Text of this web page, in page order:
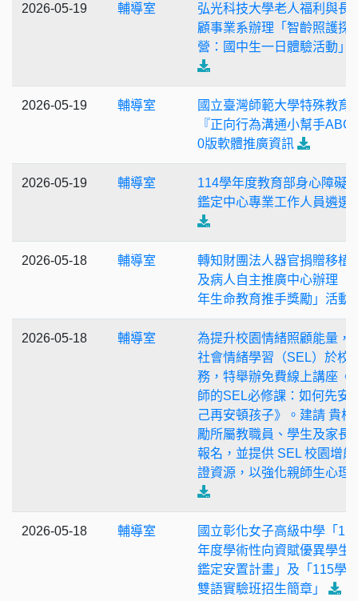
2026-05-19 輔導室
弘光科技大學老人福利與長
顧事業系辦理「智齡照護探
營：國中生一日體驗活動」
2026-05-19 輔導室
國立臺灣師範大學特殊教育
『正向行為溝通小幫手ABC
0版軟體推廣資訊
2026-05-19 輔導室
114學年度教育部身心障礙
鑑定中心專業工作人員遴選
2026-05-18 輔導室
轉知財團法人器官捐贈移植
及病人自主推廣中心辦理「
年生命教育推手獎勵」活動
2026-05-18 輔導室
為提升校園情緒照顧能量，
社會情緒學習（SEL）於校
務，特舉辦免費線上講座《
師的SEL必修課：如何先安
己再安頓孩子》。建請 貴校
勵所屬教職員、學生及家長
報名，並提供 SEL 校園增能
證資源，以強化親師生心理
2026-05-18 輔導室
國立彰化女子高級中學「
年度學術性向資賦優異學生
鑑定安置計畫」及「115學
雙語實驗班招生簡章」